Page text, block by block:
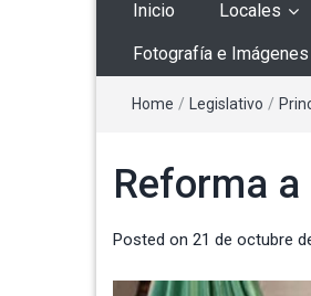
Inicio Locales
Fotografía e Imágenes
Home / Legislativo /
Reforma
Posted on 21 de octubre